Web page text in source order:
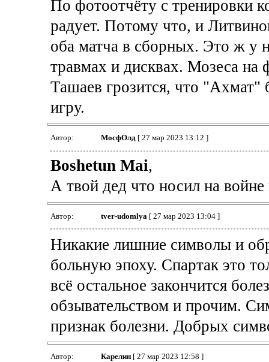
По фотоотчёту с тренировки
радует. Потому что, и
оба матча в сборных. Это ж у
травмах и дисквах. Мозеса на
Ташаев грозится, что "Ахмат"
игру.
Автор: МосфОлд[ 27 мар 2023 13:12 ]
Boshetun Mai,
А твой дед что носил на
Автор: tver-udomlya[ 27 мар 2023 13:04 ]
Никакие лишние символы и
больную эпоху. Спартак это
всё остальное закончится
обзывательством и прочим.
признак болезни. Добрых
Автор: Карелин[ 27 мар 2023 12:58 ]